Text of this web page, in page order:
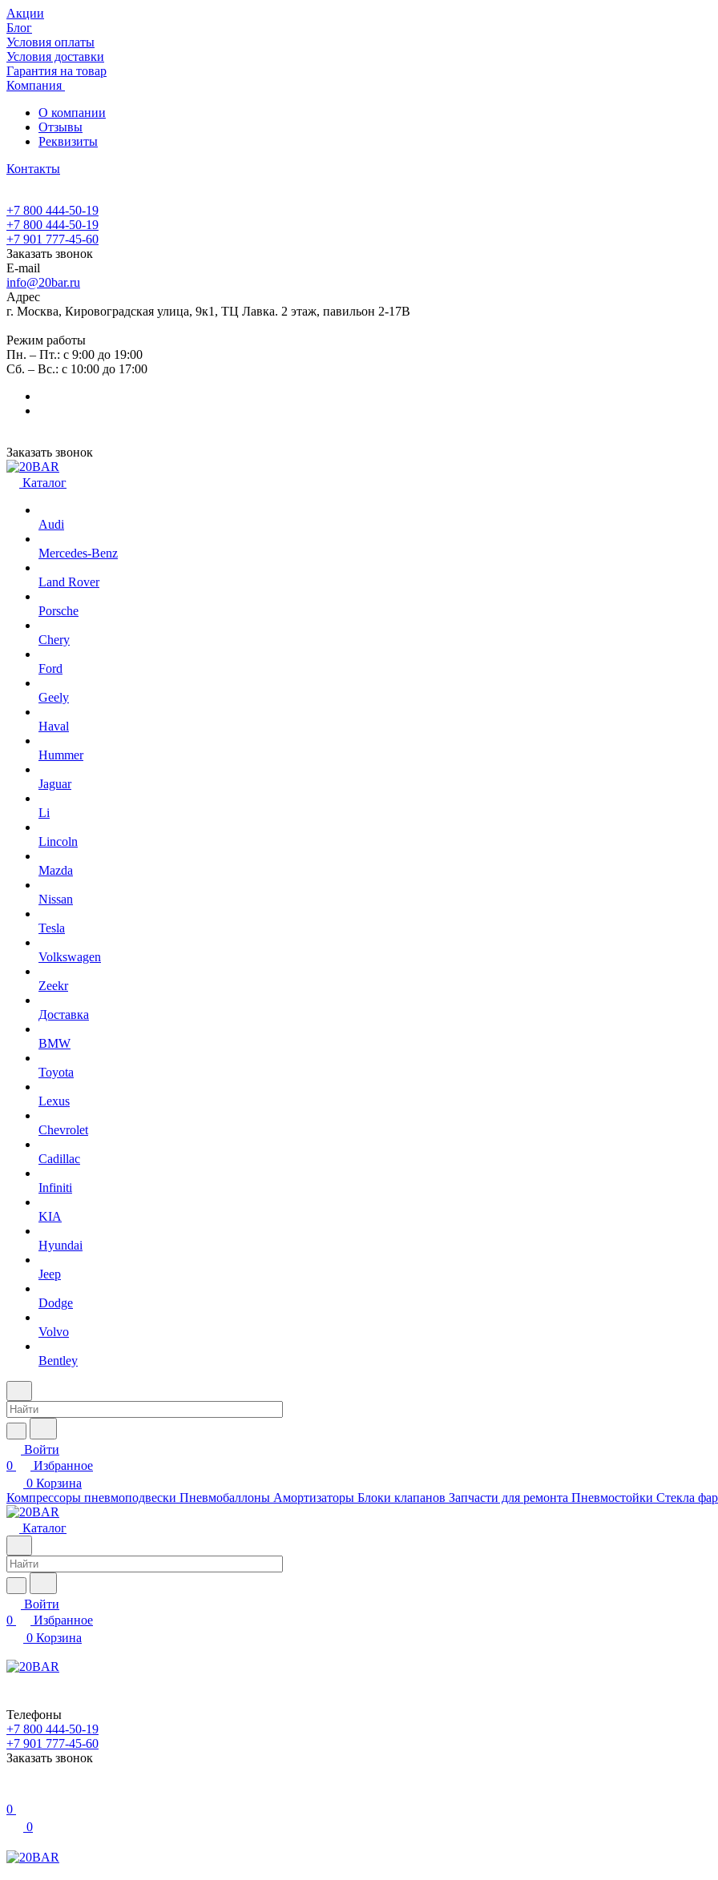
Акции
Блог
Условия оплаты
Условия доставки
Гарантия на товар
Компания
О компании
Отзывы
Реквизиты
Контакты
+7 800 444-50-19
+7 800 444-50-19
+7 901 777-45-60
Заказать звонок
E-mail
info@20bar.ru
Адрес
г. Москва, Кировоградская улица, 9к1, ТЦ Лавка. 2 этаж, павильон 2-17В
Режим работы
Пн. – Пт.: с 9:00 до 19:00
Сб. – Вс.: с 10:00 до 17:00
Заказать звонок
Каталог
Audi
Mercedes-Benz
Land Rover
Porsche
Chery
Ford
Geely
Haval
Hummer
Jaguar
Li
Lincoln
Mazda
Nissan
Tesla
Volkswagen
Zeekr
Доставка
BMW
Toyota
Lexus
Chevrolet
Cadillac
Infiniti
KIA
Hyundai
Jeep
Dodge
Volvo
Bentley
Войти
0
Избранное
0 Корзина
Компрессоры пневмоподвески Пневмобаллоны Амортизаторы Блоки клапанов Запчасти для ремонта Пневмостойки Стекла фар
Каталог
Войти
0
Избранное
0 Корзина
Телефоны
+7 800 444-50-19
+7 901 777-45-60
Заказать звонок
0
0